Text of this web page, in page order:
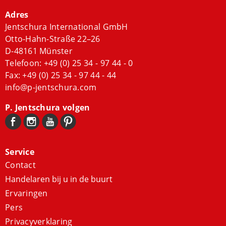
Adres
Jentschura International GmbH
Otto-Hahn-Straße 22–26
D-48161 Münster
Telefoon: +49 (0) 25 34 - 97 44 - 0
Fax: +49 (0) 25 34 - 97 44 - 44
info@p-jentschura.com
P. Jentschura volgen
Service
Contact
Handelaren bij u in de buurt
Ervaringen
Pers
Privacyverklaring